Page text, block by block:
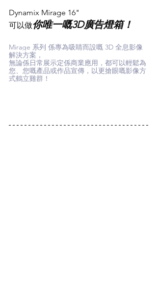
Dynamix Mirage 16"
可以做你唯一嘅3D廣告燈箱！
Mirage 系列 係專為吸睛而設嘅 3D 全息影像
解決方案，
無論係日常展示定係商業應用，都可以輕鬆為
您、您嘅產品或作品宣傳，以更搶眼嘅影像方
式鶴立雞群！